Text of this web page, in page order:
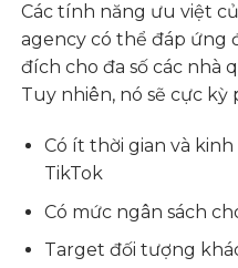
Các tính năng ưu việt
agency có thể đáp ứng
đích cho đa số các nhà
Tuy nhiên, nó sẽ cực kỳ
Có ít thời gian và
TikTok
Có mức ngân sách
Target đối tượng